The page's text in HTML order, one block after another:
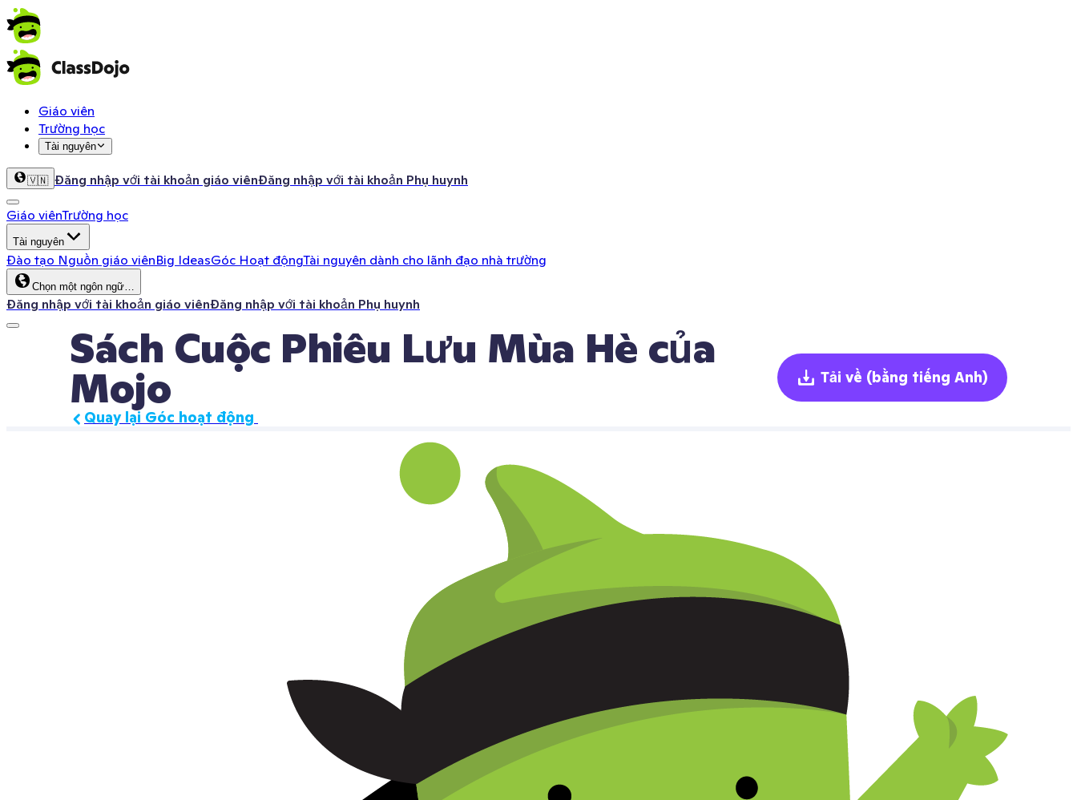
Giáo viên
Trường học
Tài nguyên
🇻🇳 Đăng nhập với tài khoản giáo viênĐăng nhập với tài khoản Phụ huynh
Giáo viênTrường học
Tài nguyên
Đào tạo Nguồn giáo viênBig IdeasGóc Hoạt độngTài nguyên dành cho lãnh đạo nhà trường
Chọn một ngôn ngữ…
Đăng nhập với tài khoản giáo viênĐăng nhập với tài khoản Phụ huynh
Sách Cuộc Phiêu Lưu Mùa Hè của
Mojo
Quay lại Góc hoạt động
Tải về (bằng tiếng Anh)